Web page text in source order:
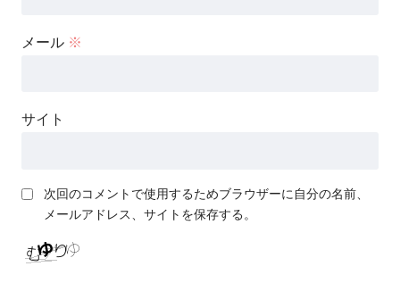
メール ※
サイト
次回のコメントで使用するためブラウザーに自分の名前、
メールアドレス、サイトを保存する。